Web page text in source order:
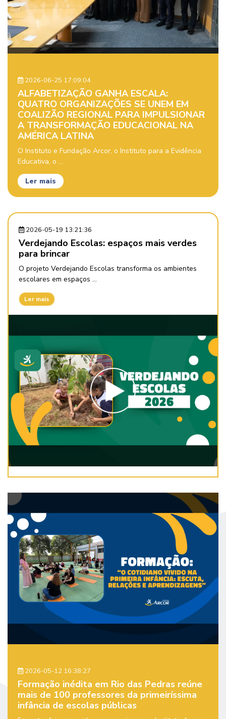
2026-06-25 17:09:04
ALFABETIZAÇÃO GANHA ESCALA:
QUATRO ORGANIZAÇÕES SE UNEM EM
COALIZÃO REGIONAL PARA IMPULSIONAR
A TRANSFORMAÇÃO EDUCACIONAL NA
AMÉRICA LATINA
O Instituto e Fundação Arcor, o Instituto para a Evidência
Educativa, o ...
Ler mais
2026-05-19 13:21:36
Verdejando Escolas: espaços mais verdes
para brincar
O projeto Verdejando Escolas transforma os ambientes
escolares em espaços ...
Ler mais
2026-05-12 16:38:27
Formação inédita em Rio das Pedras reúne
mais de 100 professores da primeiríssima
infância de escolas públicas